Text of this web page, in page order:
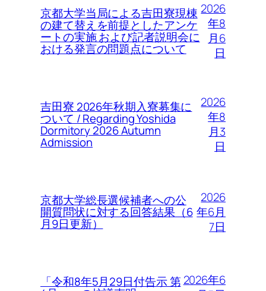
京都大学当局による吉田寮現棟
の建て替えを前提としたアンケ
ートの実施 および記者説明会に
おける発言の問題点について
2026
年8
月6
日
吉田寮 2026年秋期入寮募集に
ついて / Regarding Yoshida
Dormitory 2026 Autumn
Admission
2026
年8
月3
日
京都大学総長選候補者への公
開質問状に対する回答結果（6
月9日更新）
2026
年6月
7日
「令和8年5月29日付告示 第 2026年6